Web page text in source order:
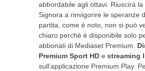
abbordabile agli ottavi. Riuscirà la
Signora a rinvigorire le speranze
partita, come è noto, non si può
chiaro perché è disponibile solo
abbonati di Mediaset Premium.
Premium Sport HD e streaming
sull’applicazione Premium Play.